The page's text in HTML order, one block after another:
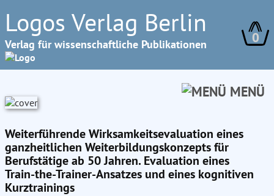
Logos Verlag Berlin
Verlag für wissenschaftliche Publikationen 0
MENÜ
Weiterführende Wirksamkeitsevaluation eines
ganzheitlichen Weiterbildungskonzepts für
Berufstätige ab 50 Jahren. Evaluation eines
Train-the-Trainer-Ansatzes und eines kognitiven
Kurztrainings